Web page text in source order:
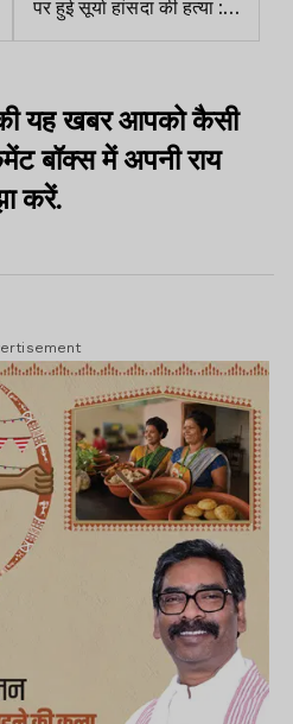
पर हुई सूर्या हांसदा की हत्या :
आदित्य
यह खबर आपको कैसी
बॉक्स में अपनी राय
करें.